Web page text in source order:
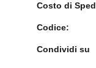
Costo di
Codice:
Condividi su